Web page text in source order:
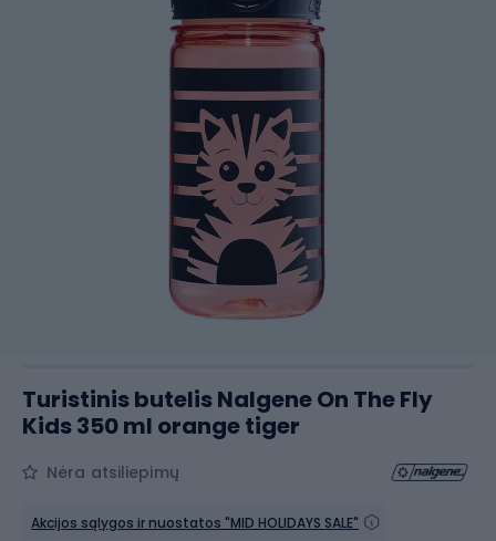
Turistinis butelis Nalgene On The Fly
Kids 350 ml orange tiger
Nėra atsiliepimų
Akcijos sąlygos ir nuostatos "MID HOLIDAYS SALE"